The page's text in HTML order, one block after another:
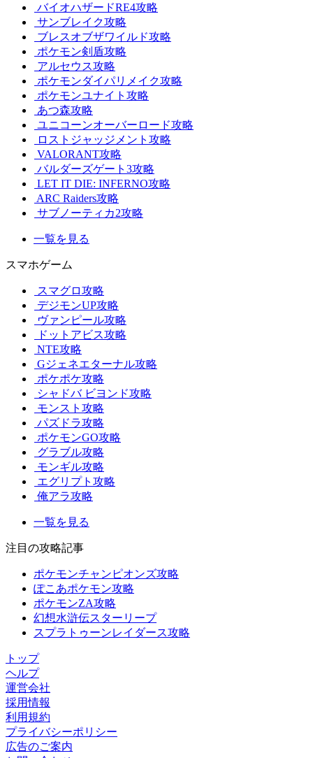
バイオハザードRE4攻略
サンブレイク攻略
ブレスオブザワイルド攻略
ポケモン剣盾攻略
アルセウス攻略
ポケモンダイパリメイク攻略
ポケモンユナイト攻略
あつ森攻略
ユニコーンオーバーロード攻略
ロストジャッジメント攻略
VALORANT攻略
バルダーズゲート3攻略
LET IT DIE: INFERNO攻略
ARC Raiders攻略
サブノーティカ2攻略
一覧を見る
スマホゲーム
スマグロ攻略
デジモンUP攻略
ヴァンピール攻略
ドットアビス攻略
NTE攻略
Gジェネエターナル攻略
ポケポケ攻略
シャドバ ビヨンド攻略
モンスト攻略
パズドラ攻略
ポケモンGO攻略
グラブル攻略
モンギル攻略
エグリプト攻略
俺アラ攻略
一覧を見る
注目の攻略記事
ポケモンチャンピオンズ攻略
ぽこあポケモン攻略
ポケモンZA攻略
幻想水滸伝スターリープ
スプラトゥーンレイダース攻略
トップ
ヘルプ
運営会社
採用情報
利用規約
プライバシーポリシー
広告のご案内